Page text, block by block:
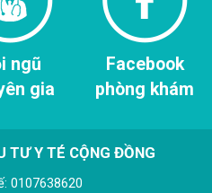
ngũ
gia
Facebook
phòng khám
TƯ Y TÉ CỘNG ĐỒNG
0107638620